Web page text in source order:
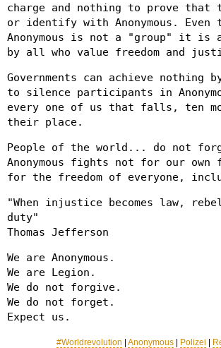
charge and nothing to prove that
or identify with Anonymous. Even
Anonymous is not a "group" it is
by all who value freedom and
Governments can achieve nothing
to silence participants in
every one of us that falls, ten
their place.
People of the world... do not
Anonymous fights not for our own
for the freedom of everyone,
"When injustice becomes law,
duty"
Thomas Jefferson
We are Anonymous.
We are Legion.
We do not forgive.
We do not forget.
Expect us.
#Worldrevolution Anonymous Polizei